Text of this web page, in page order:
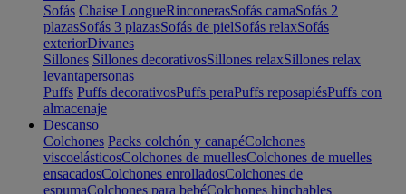
Sofás Chaise LongueRinconerasSofás camaSofás 2
plazasSofás 3 plazasSofás de pielSofás relaxSofás
exteriorDivanes
Sillones Sillones decorativosSillones relaxSillones relax
levantapersonas
Puffs Puffs decorativosPuffs peraPuffs reposapiésPuffs con
almacenaje
Descanso
Colchones Packs colchón y canapéColchones
viscoelásticosColchones de muellesColchones de muelles
ensacadosColchones enrolladosColchones de
espumaColchones para bebéColchones hinchables